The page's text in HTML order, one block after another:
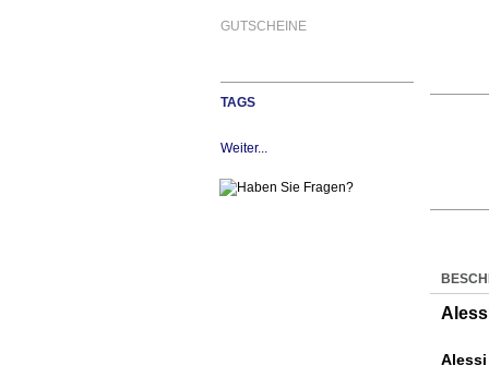
GUTSCHEINE
TAGS
Weiter...